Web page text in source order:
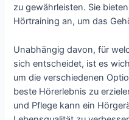
zu gewährleisten. Sie
Hörtraining an, um das
Unabhängig davon, für
sich entscheidet, ist es
um die verschiedenen
beste Hörerlebnis zu
und Pflege kann ein